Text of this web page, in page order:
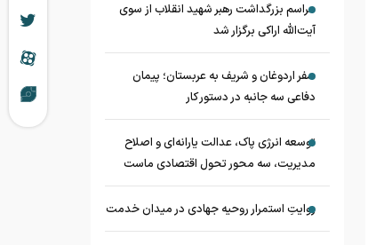
مراسم بزرگداشت رهبر شهید انقلاب از سوی
آیت‌الله اراکی برگزار شد
سفر اردوغان و شریف به عربستان؛ پیمان
دفاعی سه جانبه در دستور کار
توسعه انرژی پاک، عدالت یارانه‌ای و اصلاح
مدیریت، سه محور تحول اقتصادی ماست
روایتِ استمرار روحیه جهادی در میدان خدمت